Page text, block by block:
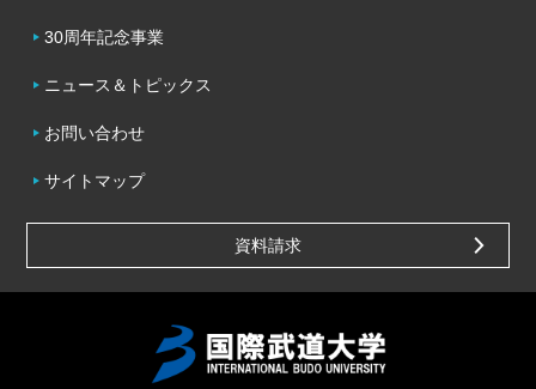
30周年記念事業
ニュース＆トピックス
お問い合わせ
サイトマップ
資料請求